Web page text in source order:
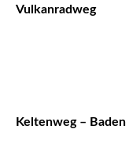
Vulkanradweg
Keltenweg –